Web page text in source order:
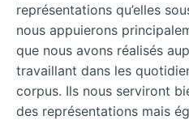
représentations qu’elles
nous appuierons
que nous avons réalisés
travaillant dans les
corpus. Ils nous serviront
des représentations mais